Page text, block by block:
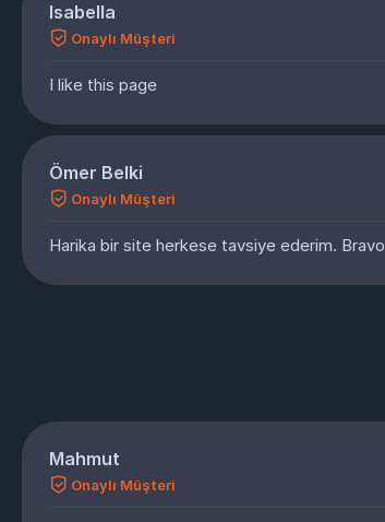
Isabella
Onaylı Müşteri
I like this page
Ömer Belki
Onaylı Müşteri
Harika bir site herkese tavsiye ederim. Bravo
Mahmut
Onaylı Müşteri